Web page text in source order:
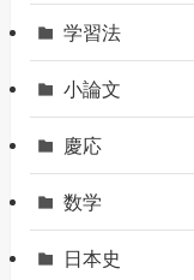
学習法
小論文
慶応
数学
日本史